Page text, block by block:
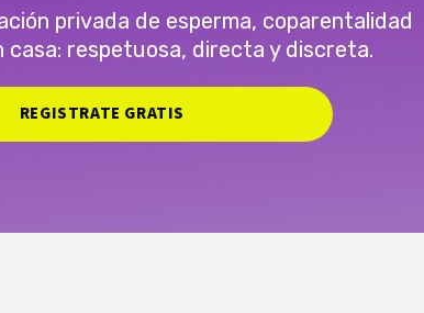
privada de esperma, coparentalidad
casa: respetuosa, directa y discreta.
REGISTRATE GRATIS